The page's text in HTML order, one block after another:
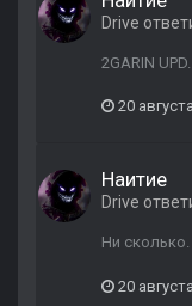
Drive
2GARIN
20
Наитие
Drive
Ни сколько.
20